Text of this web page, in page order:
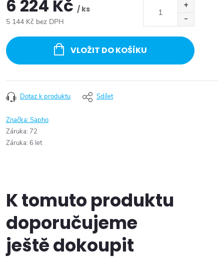
6 224 Kč / ks
5 144 Kč bez DPH
cena:
VLOŽIT DO KOŠÍKU
Dotaz k produktu Sdílet
Značka:Sapho
Záruka: 72
Záruka: 6 let
K tomuto produktu
doporučujeme
ještě dokoupit